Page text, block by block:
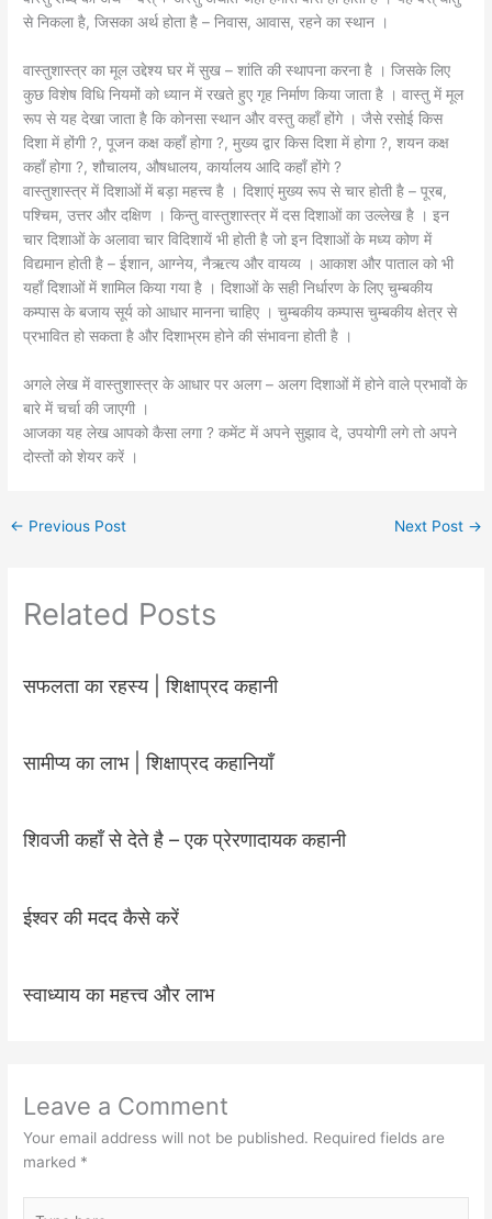
से निकला है, जिसका अर्थ होता है – निवास, आवास, रहने का स्थान ।
वास्तुशास्त्र का मूल उद्देश्य घर में सुख – शांति की स्थापना करना है । जिसके लिए
कुछ विशेष विधि नियमों को ध्यान में रखते हुए गृह निर्माण किया जाता है । वास्तु में मूल
रूप से यह देखा जाता है कि कोनसा स्थान और वस्तु कहाँ होंगे । जैसे रसोई किस
दिशा में होंगी ?, पूजन कक्ष कहाँ होगा ?, मुख्य द्वार किस दिशा में होगा ?, शयन कक्ष
कहाँ होगा ?, शौचालय, औषधालय, कार्यालय आदि कहाँ होंगे ?
वास्तुशास्त्र में दिशाओं में बड़ा महत्त्व है । दिशाएं मुख्य रूप से चार होती है – पूरब,
पश्चिम, उत्तर और दक्षिण । किन्तु वास्तुशास्त्र में दस दिशाओं का उल्लेख है । इन
चार दिशाओं के अलावा चार विदिशायें भी होती है जो इन दिशाओं के मध्य कोण में
विद्यमान होती है – ईशान, आग्नेय, नैऋत्य और वायव्य । आकाश और पाताल को भी
यहाँ दिशाओं में शामिल किया गया है । दिशाओं के सही निर्धारण के लिए चुम्बकीय
कम्पास के बजाय सूर्य को आधार मानना चाहिए । चुम्बकीय कम्पास चुम्बकीय क्षेत्र से
प्रभावित हो सकता है और दिशाभ्रम होने की संभावना होती है ।
अगले लेख में वास्तुशास्त्र के आधार पर अलग – अलग दिशाओं में होने वाले प्रभावों के
बारे में चर्चा की जाएगी ।
आजका यह लेख आपको कैसा लगा ? कमेंट में अपने सुझाव दे, उपयोगी लगे तो अपने
दोस्तों को शेयर करें ।
← Previous Post Next Post →
Related Posts
सफलता का रहस्य | शिक्षाप्रद कहानी
सामीप्य का लाभ | शिक्षाप्रद कहानियाँ
शिवजी कहाँ से देते है – एक प्रेरणादायक कहानी
ईश्वर की मदद कैसे करें
स्वाध्याय का महत्त्व और लाभ
Leave a Comment
Your email address will not be published. Required fields are
marked *